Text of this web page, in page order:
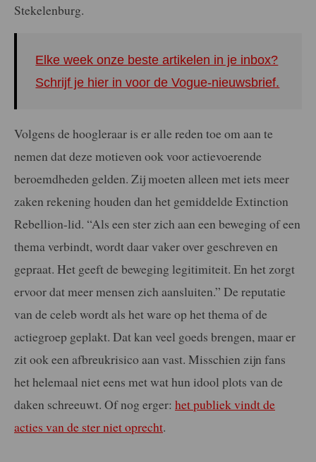
Stekelenburg.
Elke week onze beste artikelen in je inbox?
Schrijf je hier in voor de Vogue-nieuwsbrief.
Volgens de hoogleraar is er alle reden toe om aan te
nemen dat deze motieven ook voor actievoerende
beroemdheden gelden. Zij moeten alleen met iets meer
zaken rekening houden dan het gemiddelde Extinction
Rebellion-lid. “Als een ster zich aan een beweging of een
thema verbindt, wordt daar vaker over geschreven en
gepraat. Het geeft de beweging legitimiteit. En het zorgt
ervoor dat meer mensen zich aansluiten.” De reputatie
van de celeb wordt als het ware op het thema of de
actiegroep geplakt. Dat kan veel goeds brengen, maar er
zit ook een afbreukrisico aan vast. Misschien zijn fans
het helemaal niet eens met wat hun idool plots van de
daken schreeuwt. Of nog erger: het publiek vindt de
acties van de ster niet oprecht.